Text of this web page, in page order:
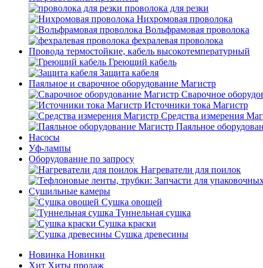
проволока для резки
Нихромовая проволока
Вольфрамовая проволока
фехралевая проволока
Провода термостойкие, кабель высокотемпературный
Греющий кабель
Защита кабеля
Паяльное и сварочное оборудование Магистр
Сварочное
Источники тока Магистр
Средства измерения
Паяльное
Насосы
Уф-лампы
Оборудование по запросу
Нагреватели для поилок
Сушильные камеры
Сушка овощей
Туннельная сушка
Сушка краски
Сушка древесины
Новинка Новинки
Хит Хиты продаж